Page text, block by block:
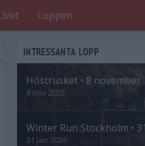
Loppen
INTRESSANTA LOPP
Höstrusket • 8 november
8 nov 2025
Winter Run Stockholm •
31 jan 2026